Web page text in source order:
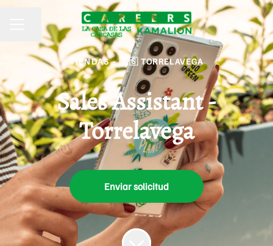
MENÚ DE EMPLEO
Compartir página
TIENDAS · 🇪🇸 TORRELAVEGA
Sales Assistant -
Torrelavega
Enviar solicitud